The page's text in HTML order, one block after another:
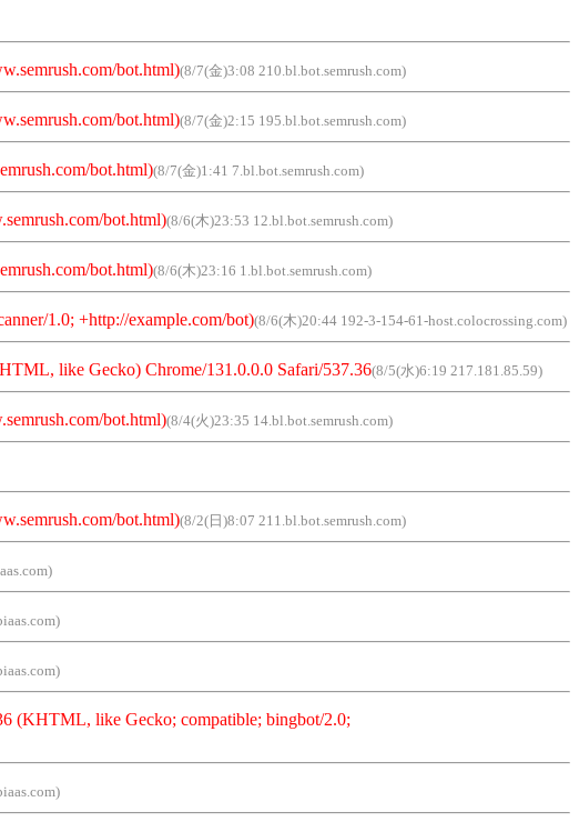
bot.html)(8/7(金)3:08 210.bl.bot.semrush.com)
bot.html)(8/7(金)2:15 195.bl.bot.semrush.com)
bot.html)(8/7(金)1:41 7.bl.bot.semrush.com)
bot.html)(8/6(木)23:53 12.bl.bot.semrush.com)
bot.html)(8/6(木)23:16 1.bl.bot.semrush.com)
1.0; +http://example.com/bot)(8/6(木)20:44 192-3-154-61-host.colocrossing.com)
like Gecko) Chrome/131.0.0.0 Safari/537.36(8/5(水)6:19 217.181.85.59)
bot.html)(8/4(火)23:35 14.bl.bot.semrush.com)
bot.html)(8/2(日)8:07 211.bl.bot.semrush.com)
(KHTML, like Gecko; compatible; bingbot/2.0;